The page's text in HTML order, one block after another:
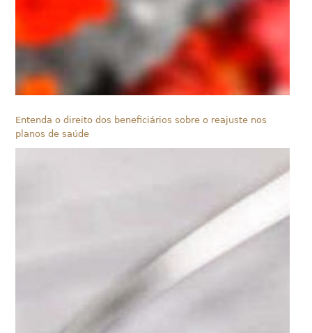
Entenda o direito dos beneficiários sobre o reajuste nos
planos de saúde